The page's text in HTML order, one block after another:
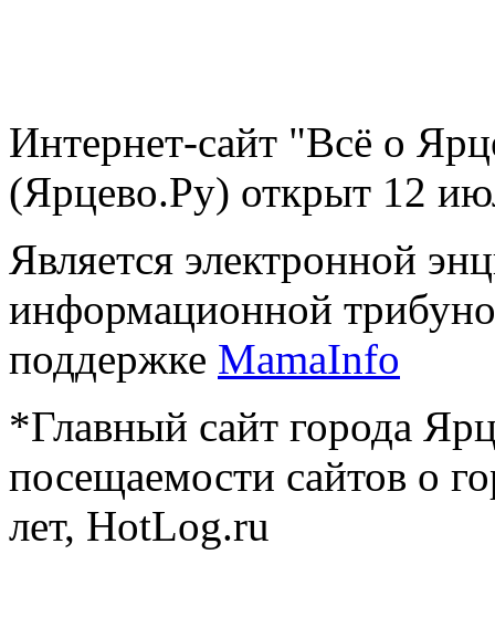
Интернет-сайт "Всё о
(Ярцево.Ру) открыт 12
Является электронной
информационной
поддержке MamaInfo
*Главный сайт города
посещаемости сайтов о
лет, HotLog.ru